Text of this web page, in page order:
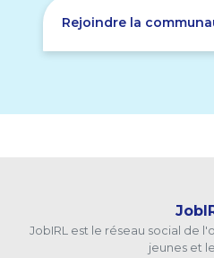
Rejoindre la
JobIRL est le réseau social de
jeunes et